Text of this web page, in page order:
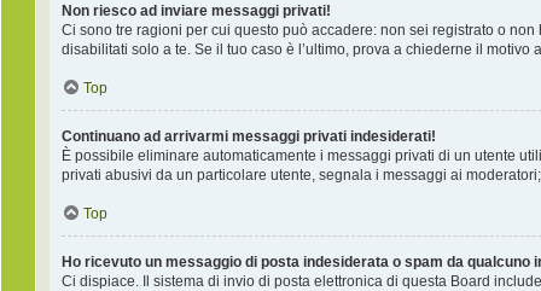
Non riesco ad inviare messaggi privati!
Ci sono tre ragioni per cui questo può accadere: non sei registrato o
disabilitati solo a te. Se il tuo caso è l’ultimo, prova a chiederne il motivo
Top
Continuano ad arrivarmi messaggi privati indesiderati!
È possibile eliminare automaticamente i messaggi privati ​​di un utente
privati ​​abusivi da un particolare utente, segnala i messaggi ai
Top
Ho ricevuto un messaggio di posta indesiderata o spam da qualcuno
Ci dispiace. Il sistema di invio di posta elettronica di questa Board